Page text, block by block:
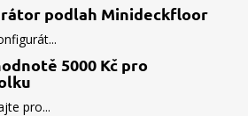
podlah Minideckfloor
5000 Kč pro
pro...